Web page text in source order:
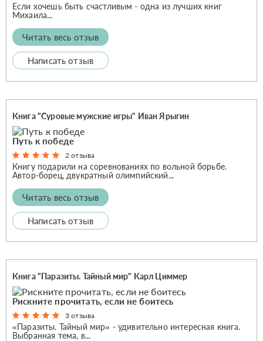
Если хочешь быть счастливым - одна из лучших книг
Михаила...
Читать весь отзыв
Написать отзыв
Книга "Суровые мужские игры" Иван Ярыгин
Путь к победе
2 отзыва
Книгу подарили на соревнованиях по вольной борьбе.
Автор-борец, двукратный олимпийский...
Читать весь отзыв
Написать отзыв
Книга "Паразиты. Тайный мир" Карл Циммер
Рискните прочитать, если не боитесь
3 отзыва
«Паразиты. Тайный мир» - удивительно интересная книга.
Выбранная тема, в...